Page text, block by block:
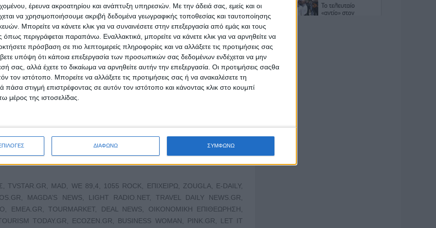
έρευνα ακροατηρίου και ανάπτυξη υπηρεσιών. Με την άδειά σας, εμείς και οι
να χρησιμοποιήσουμε ακριβή δεδομένα γεωγραφικής τοποθεσίας και ταυτοποίησης
Μπορείτε να κάνετε κλικ για να συναινέσετε στην επεξεργασία από εμάς και τους
περιγράφεται παραπάνω. Εναλλακτικά, μπορείτε να κάνετε κλικ για να αρνηθείτε να
πρόσβαση σε πιο λεπτομερείς πληροφορίες και να αλλάξετε τις προτιμήσεις σας
υπόψη ότι κάποια επεξεργασία των προσωπικών σας δεδομένων ενδέχεται να μην
σας, αλλά έχετε το δικαίωμα να αρνηθείτε αυτήν την επεξεργασία. Οι προτιμήσεις σαςθα
τον ιστότοπο. Μπορείτε να αλλάξετε τις προτιμήσεις σας ή να ανακαλέσετε τη
στιγμή επιστρέφοντας σε αυτόν τον ιστότοπο και κάνοντας κλικ στο κουμπί
μέρος της ιστοσελίδας.
ΔΙΑΦΩΝΩ ΣΥΜΦΩΝΩ
Τουρισμού μπορούν να δηλώσουν δωρεάν συμμετοχή στο
να ανεβάσουν το βιογραφικό τους σημείωμα στην αντίστοιχη φόρμα.
Έργον», διοργανώνει το#JobDay Τουρισμού, που φέτος πραγματοποιείται
ΑΤΤΙΚΗΣ, ΠΕΡΙΦΕΡΕΙΑ ΚΕΝΤΡΙΚΗΣ ΜΑΚΕΔΟΝΙΑΣ, ΔΗΜΟΣ ΑΘΗΝΑΙΩΝ,
ΠΟΛΥΧΩΡΟΣ WE
– ΣΥΛΛΟΓΟΣ ΣΥΜΒΟΥΛΕΥΤΙΚΗΣ COACHING MENTORING ΕΛΛΑΔΑΣ,
MAD, WE 89,4, 1055 ROCK, ΕΠΙΧΕΙΡΩ, ZOUGLA, E-DAILY,
MAGDA’S NEWS, LIGHT RADIO.NET, TRAVEL DAILY NEWS.GR,
EMEA.GR, TOURMARKET, DEAL NEWS, ΟΙΚΟΝΟΜΙΚΗ ΕΠΙΘΕΩΡΗΣΗ,
TODAY.GR, ECOZEN.GR, BUSINESS WOMAN, PINK.GR, LET IT